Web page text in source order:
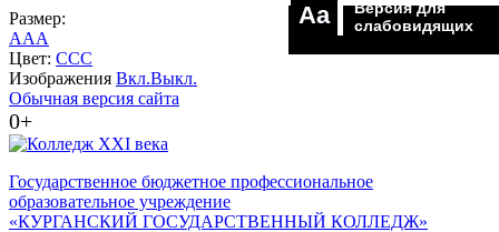
Размер:
AAA
Цвет: CCC
Изображения Вкл.Выкл.
Обычная версия сайта
0+
Aa
Версия для
слабовидящих
Государственное бюджетное профессиональное
образовательное учреждение
«КУРГАНСКИЙ ГОСУДАРСТВЕННЫЙ КОЛЛЕДЖ»